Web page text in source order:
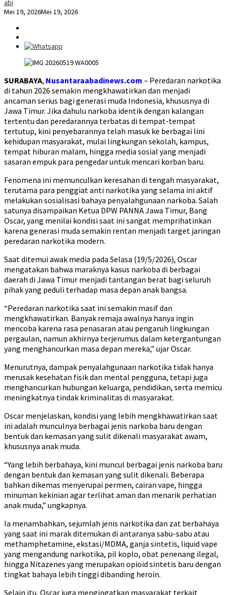
abi
Mei 19, 2026Mei 19, 2026
SURABAYA, Nusantaraabadinews.com – Peredaran narkotika
di tahun 2026 semakin mengkhawatirkan dan menjadi
ancaman serius bagi generasi muda Indonesia, khususnya di
Jawa Timur. Jika dahulu narkoba identik dengan kalangan
tertentu dan peredarannya terbatas di tempat-tempat
tertutup, kini penyebarannya telah masuk ke berbagai lini
kehidupan masyarakat, mulai lingkungan sekolah, kampus,
tempat hiburan malam, hingga media sosial yang menjadi
sasaran empuk para pengedar untuk mencari korban baru.
Fenomena ini memunculkan keresahan di tengah masyarakat,
terutama para penggiat anti narkotika yang selama ini aktif
melakukan sosialisasi bahaya penyalahgunaan narkoba. Salah
satunya disampaikan Ketua DPW PANNA Jawa Timur, Bang
Oscar, yang menilai kondisi saat ini sangat memprihatinkan
karena generasi muda semakin rentan menjadi target jaringan
peredaran narkotika modern.
Saat ditemui awak media pada Selasa (19/5/2026), Oscar
mengatakan bahwa maraknya kasus narkoba di berbagai
daerah di Jawa Timur menjadi tantangan berat bagi seluruh
pihak yang peduli terhadap masa depan anak bangsa.
“Peredaran narkotika saat ini semakin masif dan
mengkhawatirkan. Banyak remaja awalnya hanya ingin
mencoba karena rasa penasaran atau pengaruh lingkungan
pergaulan, namun akhirnya terjerumus dalam ketergantungan
yang menghancurkan masa depan mereka,” ujar Oscar.
Menurutnya, dampak penyalahgunaan narkotika tidak hanya
merusak kesehatan fisik dan mental pengguna, tetapi juga
menghancurkan hubungan keluarga, pendidikan, serta memicu
meningkatnya tindak kriminalitas di masyarakat.
Oscar menjelaskan, kondisi yang lebih mengkhawatirkan saat
ini adalah munculnya berbagai jenis narkoba baru dengan
bentuk dan kemasan yang sulit dikenali masyarakat awam,
khususnya anak muda.
“Yang lebih berbahaya, kini muncul berbagai jenis narkoba baru
dengan bentuk dan kemasan yang sulit dikenali. Beberapa
bahkan dikemas menyerupai permen, cairan vape, hingga
minuman kekinian agar terlihat aman dan menarik perhatian
anak muda,” ungkapnya.
Ia menambahkan, sejumlah jenis narkotika dan zat berbahaya
yang saat ini marak ditemukan di antaranya sabu-sabu atau
methamphetamine, ekstasi/MDMA, ganja sintetis, liquid vape
yang mengandung narkotika, pil koplo, obat penenang ilegal,
hingga Nitazenes yang merupakan opioid sintetis baru dengan
tingkat bahaya lebih tinggi dibanding heroin.
Selain itu, Oscar juga mengingatkan masyarakat terkait